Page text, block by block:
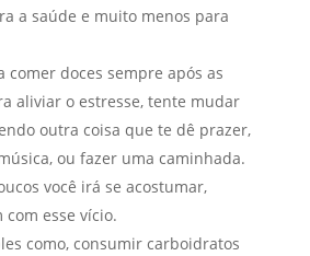
a saúde e muito menos para
comer doces sempre após as
aliviar o estresse, tente mudar
outra coisa que te dê prazer,
ou fazer uma caminhada.
você irá se acostumar,
com esse vício.
como, consumir carboidratos